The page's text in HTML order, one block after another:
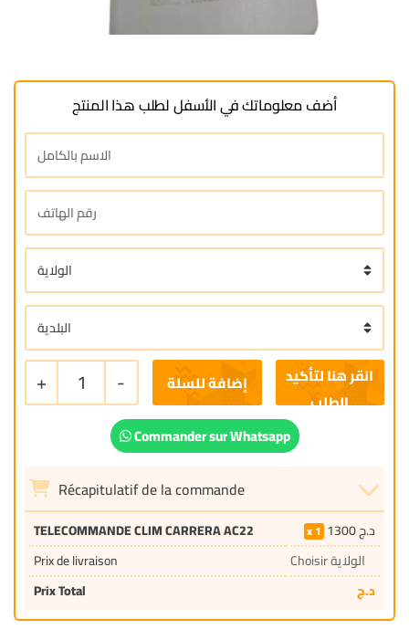
أضف معلوماتك في الأسفل لطلب هذا المنتج
+ 1 - إضافة للسلة
Commander sur Whatsapp
Récapitulatif de la commande
TELECOMMANDE CLIM CARRERA AC22 1 1300د.ج
Prix de livraison
Choisir الولاية
Prix Total
د.ج